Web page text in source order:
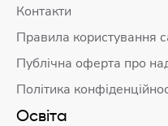
Контакти
Правила користування
Публічна оферта про
Політика
Освіта